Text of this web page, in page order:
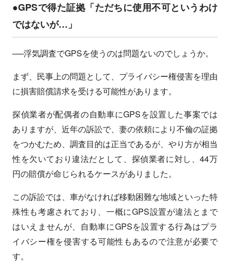
●GPSで得た証拠「ただちに使用不可というわけ
ではないが…」
──浮気調査でGPSを使うのは問題ないのでしょうか。
まず、民事上の問題として、プライバシー権侵害を理由
に損害賠償請求を受ける可能性があります。
探偵業者が配偶者の自動車にGPSを設置した事案では
ありますが、近年の訴訟で、妻の依頼により不倫の証拠
をつかむため、調査目的は正当であるが、やり方が相当
性を欠いており違法だとして、探偵業者に対し、44万
円の賠償が命じられるケースがありました。
この訴訟では、車がなければ移動困難な地域といった特
殊性も考慮されており、一概にGPS設置が違法とまで
はいえませんが、自動車にGPSを設置する行為はプラ
イバシー権を侵害する可能性もあるので注意が必要で
す。